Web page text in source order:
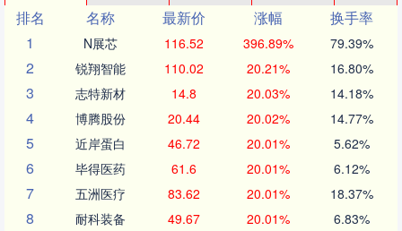
排名
名称 最新价 涨幅
换手率
1
N展芯 116.52 396.89% 79.39%
2 锐翔智能 110.02 20.21% 16.80%
3 志特新材 14.8 20.03% 14.18%
4 博腾股份 20.44 20.02% 14.77%
5 近岸蛋白 46.72 20.01% 5.62%
6 毕得医药 61.6 20.01% 6.12%
7 五洲医疗 83.62 20.01% 18.37%
8 耐科装备 49.67 20.01% 6.83%